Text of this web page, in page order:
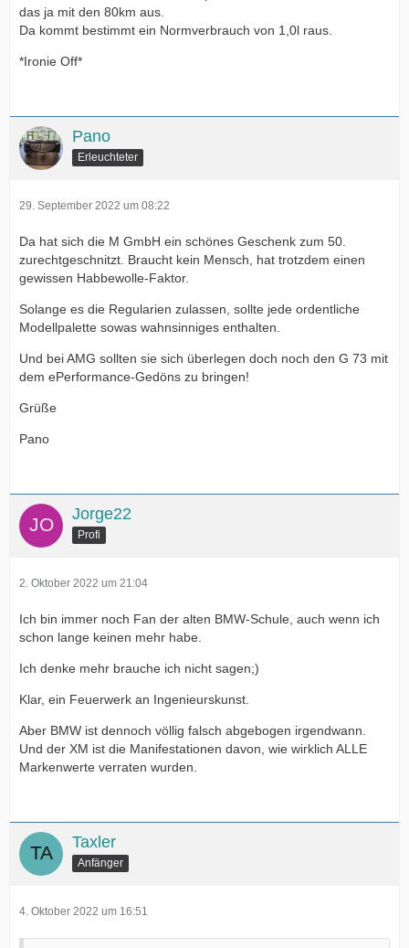
das ja mit den 80km aus.
Da kommt bestimmt ein Normverbrauch von 1,0l raus.
*Ironie Off*
Pano
Erleuchteter
29. September 2022 um 08:22
Da hat sich die M GmbH ein schönes Geschenk zum 50.
zurechtgeschnitzt. Braucht kein Mensch, hat trotzdem einen
gewissen Habbewolle-Faktor.
Solange es die Regularien zulassen, sollte jede ordentliche
Modellpalette sowas wahnsinniges enthalten.
Und bei AMG sollten sie sich überlegen doch noch den G 73 mit
dem ePerformance-Gedöns zu bringen!
Grüße
Pano
Jorge22
Profi
2. Oktober 2022 um 21:04
Ich bin immer noch Fan der alten BMW-Schule, auch wenn ich
schon lange keinen mehr habe.
Ich denke mehr brauche ich nicht sagen;)
Klar, ein Feuerwerk an Ingenieurskunst.
Aber BMW ist dennoch völlig falsch abgebogen irgendwann.
Und der XM ist die Manifestationen davon, wie wirklich ALLE
Markenwerte verraten wurden.
Taxler
Anfänger
4. Oktober 2022 um 16:51